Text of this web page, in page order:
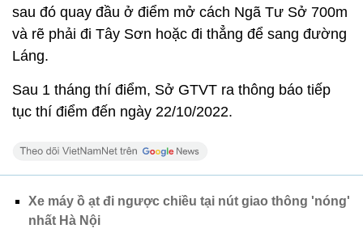
sau đó quay đầu ở điểm mở cách Ngã Tư Sở 700m
và rẽ phải đi Tây Sơn hoặc đi thẳng để sang đường
Láng.
Sau 1 tháng thí điểm, Sở GTVT ra thông báo tiếp
tục thí điểm đến ngày 22/10/2022.
Xe máy ồ ạt đi ngược chiều tại nút giao thông 'nóng'
nhất Hà Nội